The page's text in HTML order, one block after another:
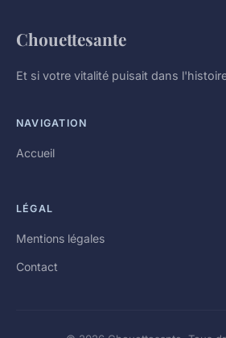
Chouettesante
Et si votre vitalité puisait dans
NAVIGATION
Accueil
LÉGAL
Mentions légales
Contact